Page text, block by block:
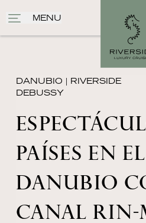
MENU
DANUBIO | RIVERSIDE
DEBUSSY
PAÍSES EN EL
DANUBIO
CANAL